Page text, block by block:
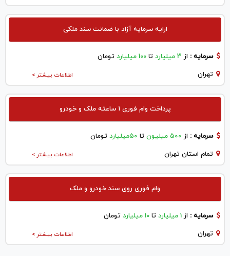
ارایه سرمایه آزاد با ضمانت سند ملکی
سرمایه : از 3 میلیارد تا 100 میلیارد تومان
اطلاعات بیشتر > تهران
پرداخت وام فوری ۱ ساعته ملک و خودرو
سرمایه : از ۵۰۰ میلیون تا ۵۰میلیارد تومان
اطلاعات بیشتر > تمام استان تهران
وام فوری روی سند خودرو و ملک
سرمایه : از 1 میلیارد تا 10 میلیارد تومان
اطلاعات بیشتر > تهران